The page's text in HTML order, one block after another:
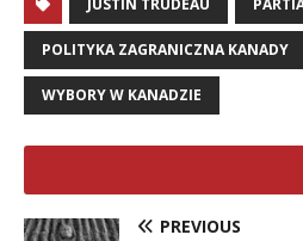
JUSTIN TRUDEAU
POLITYKA ZAGRANICZNA KANADY
WYBORY W KANADZIE
PREVIOUS